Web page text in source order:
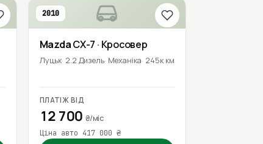
2010
MazdaCX-7 · Кросовер
Луцьк 2.2 Дизель Механіка 245к км
ПЛАТІЖ ВІД
12 700 ₴/міс
Ціна авто 417 000 ₴